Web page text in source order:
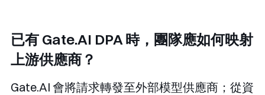
已有 Gate.AI DPA 時，團隊應如何映射
上游供應商？
Gate.AI 會將請求轉發至外部模型供應商；從資